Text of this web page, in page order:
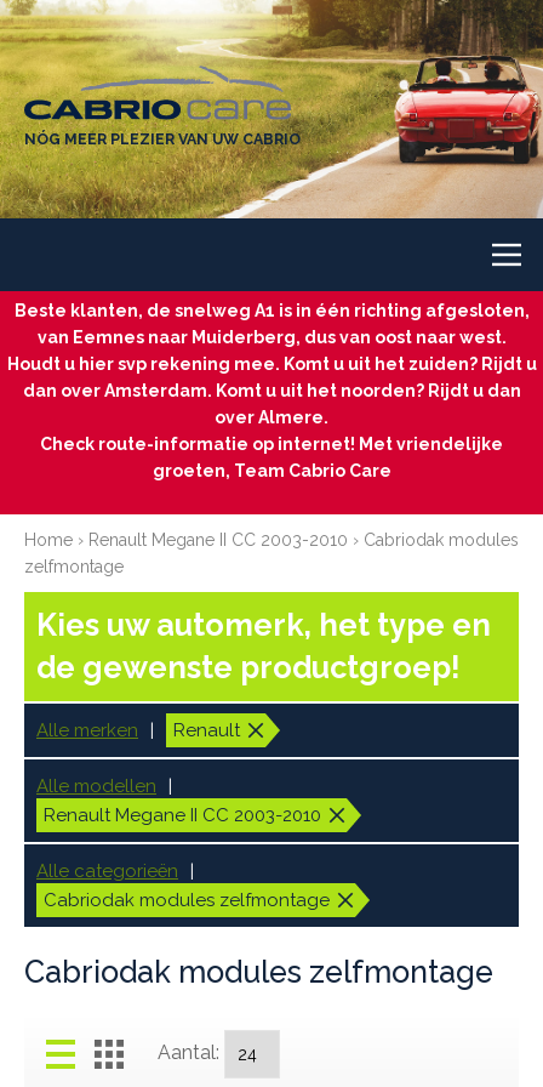
NÓG MEER PLEZIER VAN UW CABRIO
Beste klanten, de snelweg A1 is in één richting afgesloten,
van Eemnes naar Muiderberg, dus van oost naar west.
Houdt u hier svp rekening mee. Komt u uit het zuiden? Rijdt u
dan over Amsterdam. Komt u uit het noorden? Rijdt u dan
over Almere.
Check route-informatie op internet! Met vriendelijke
groeten, Team Cabrio Care
Home › Renault Megane II CC 2003-2010 › Cabriodak modules
zelfmontage
Kies uw automerk, het type en
de gewenste productgroep!
Alle merken Renault
Alle modellen
Renault Megane II CC 2003-2010
Alle categorieën
Cabriodak modules zelfmontage
Cabriodak modules zelfmontage
Aantal: